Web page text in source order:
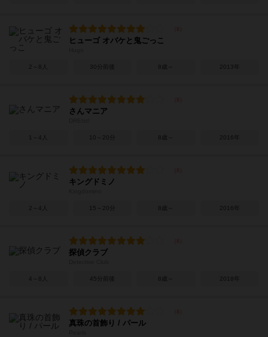
ヒューゴ オバケと鬼ごっこ
2～8人 30分前後 8歳～ 2013年
さんマニア
1～4人 10～20分 8歳～ 2016年
キングドミノ
2～4人 15～20分 8歳～ 2016年
探偵クラブ
4～8人 45分前後 8歳～ 2018年
真珠の首飾り / パール